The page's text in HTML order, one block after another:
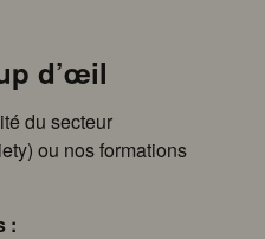
d’œil
du secteur
ou nos formations
: